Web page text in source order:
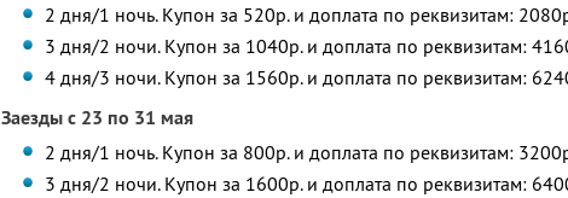
2 дня/1 ночь. Купон за 520р. и доплата по реквизитам:
3 дня/2 ночи. Купон за 1040р. и доплата по реквизитам:
4 дня/3 ночи. Купон за 1560р. и доплата по реквизитам:
Заезды с 23 по 31 мая
2 дня/1 ночь. Купон за 800р. и доплата по реквизитам:
3 дня/2 ночи. Купон за 1600р. и доплата по реквизитам: